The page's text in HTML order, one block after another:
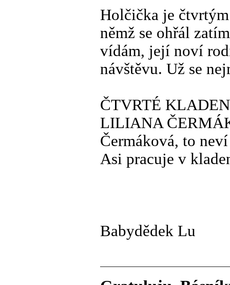
Holčička je
němž se ohřál
vídám, její noví
návštěvu. Už se
ČTVRTÉ
LILIANA
Čermáková, to
Asi pracuje v
Babydědek Lu